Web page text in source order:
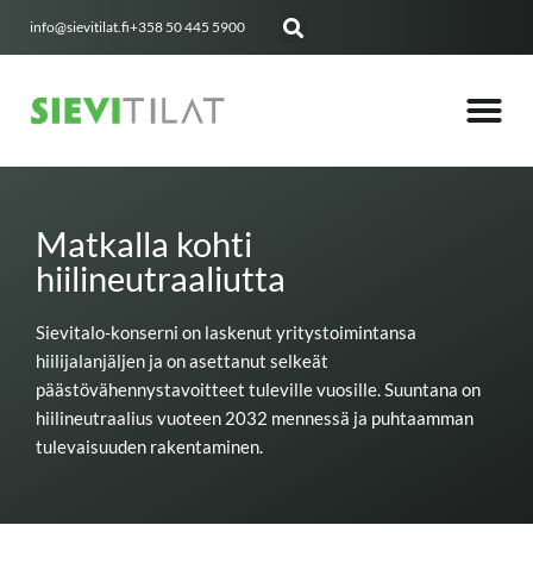
sisältöön
info@sievitilat.fi+358 50 445 5900
Matkalla kohti
hiilineutraaliutta
Sievitalo-konserni on laskenut yritystoimintansa
hiilijalanjäljen ja on asettanut selkeät
päästövähennystavoitteet tuleville vuosille. Suuntana on
hiilineutraalius vuoteen 2032 mennessä ja puhtaamman
tulevaisuuden rakentaminen.